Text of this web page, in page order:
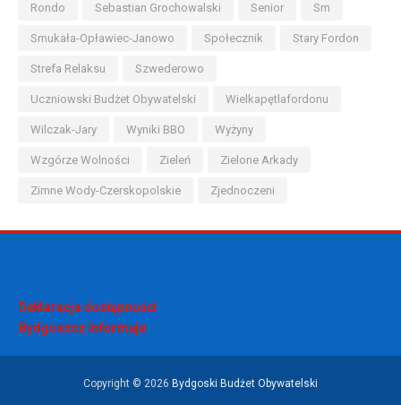
Rondo Sebastian Grochowalski Senior Sm
Smukała-Opławiec-Janowo Społecznik Stary Fordon
Strefa Relaksu Szwederowo
Uczniowski Budżet Obywatelski Wielkapętlafordonu
Wilczak-Jary Wyniki BBO Wyżyny
Wzgórze Wolności Zieleń Zielone Arkady
Zimne Wody-Czerskopolskie Zjednoczeni
Deklaracja dostępności
Bydgoszcz Informuje
Copyright © 2026 Bydgoski Budżet Obywatelski